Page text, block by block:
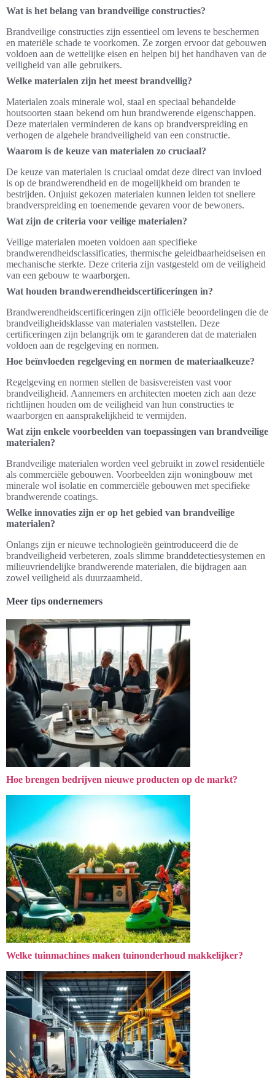
Wat is het belang van brandveilige constructies?
Brandveilige constructies zijn essentieel om levens te beschermen
en materiële schade te voorkomen. Ze zorgen ervoor dat gebouwen
voldoen aan de wettelijke eisen en helpen bij het handhaven van de
veiligheid van alle gebruikers.
Welke materialen zijn het meest brandveilig?
Materialen zoals minerale wol, staal en speciaal behandelde
houtsoorten staan bekend om hun brandwerende eigenschappen.
Deze materialen verminderen de kans op brandverspreiding en
verhogen de algehele brandveiligheid van een constructie.
Waarom is de keuze van materialen zo cruciaal?
De keuze van materialen is cruciaal omdat deze direct van invloed
is op de brandwerendheid en de mogelijkheid om branden te
bestrijden. Onjuist gekozen materialen kunnen leiden tot snellere
brandverspreiding en toenemende gevaren voor de bewoners.
Wat zijn de criteria voor veilige materialen?
Veilige materialen moeten voldoen aan specifieke
brandwerendheidsclassificaties, thermische geleidbaarheidseisen en
mechanische sterkte. Deze criteria zijn vastgesteld om de veiligheid
van een gebouw te waarborgen.
Wat houden brandwerendheidscertificeringen in?
Brandwerendheidscertificeringen zijn officiële beoordelingen die de
brandveiligheidsklasse van materialen vaststellen. Deze
certificeringen zijn belangrijk om te garanderen dat de materialen
voldoen aan de regelgeving en normen.
Hoe beïnvloeden regelgeving en normen de materiaalkeuze?
Regelgeving en normen stellen de basisvereisten vast voor
brandveiligheid. Aannemers en architecten moeten zich aan deze
richtlijnen houden om de veiligheid van hun constructies te
waarborgen en aansprakelijkheid te vermijden.
Wat zijn enkele voorbeelden van toepassingen van brandveilige
materialen?
Brandveilige materialen worden veel gebruikt in zowel residentiële
als commerciële gebouwen. Voorbeelden zijn woningbouw met
minerale wol isolatie en commerciële gebouwen met specifieke
brandwerende coatings.
Welke innovaties zijn er op het gebied van brandveilige
materialen?
Onlangs zijn er nieuwe technologieën geïntroduceerd die de
brandveiligheid verbeteren, zoals slimme branddetectiesystemen en
milieuvriendelijke brandwerende materialen, die bijdragen aan
zowel veiligheid als duurzaamheid.
Meer tips ondernemers
Hoe brengen bedrijven nieuwe producten op de markt?
Welke tuinmachines maken tuinonderhoud makkelijker?